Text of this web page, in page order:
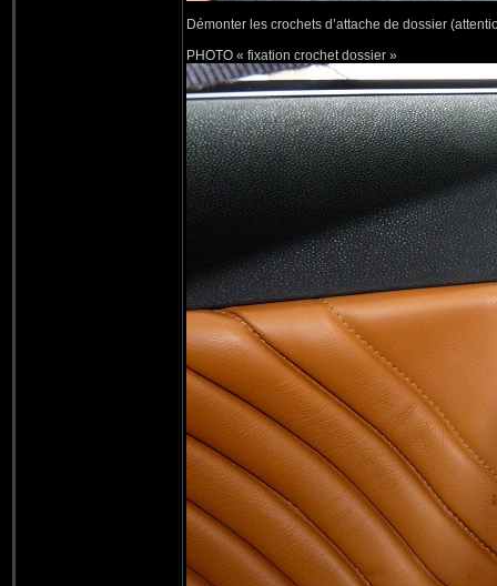
Démonter les crochets d’attache de dossier
PHOTO « fixation crochet dossier »